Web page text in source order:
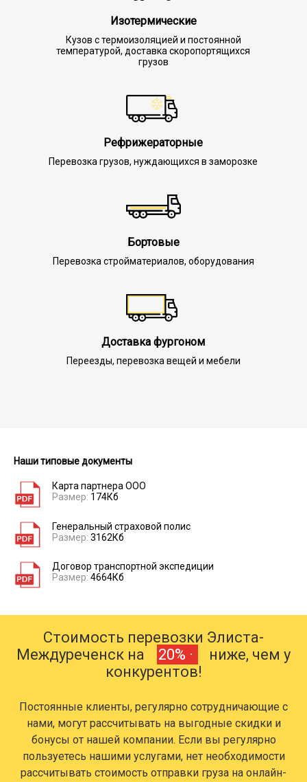
Изотермические
Кузов с термоизоляцией и постоянной
температурой, доставка скоропортящихся
грузов
Рефрижераторные
Перевозка грузов, нуждающихся в заморозке
Бортовые
Перевозка стройматериалов, оборудования
Доставка фургоном
Переезды, перевозка вещей и мебели
Наши типовые документы
Карта партнера ООО
Размер: 174Кб
Генеральный страховой полис
Размер: 3162Кб
Договор транспортной экспедиции
Размер: 4664Кб
Стоимость перевозки Элиста-
Междуреченск на
20% ·
ниже, чем у
конкурентов!
Постоянные клиенты, регулярно сотрудничающие с
нами, могут рассчитывать на выгодные скидки и
бонусы от нашей компании. Если вы регулярно
пользуетесь нашими услугами, нет необходимости
рассчитывать стоимость отправки груза на онлайн-